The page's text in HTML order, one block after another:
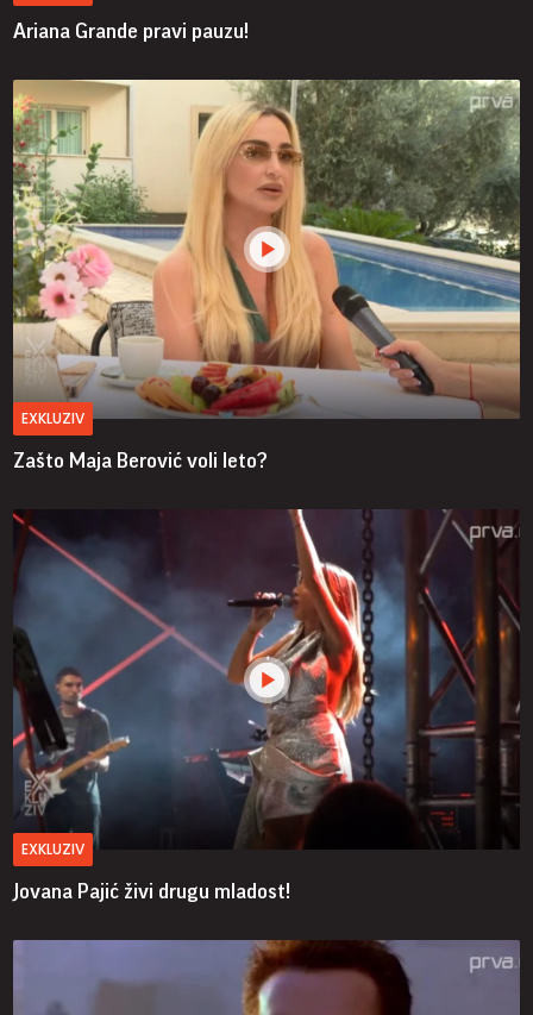
Ariana Grande pravi pauzu!
EXKLUZIV
Zašto Maja Berović voli leto?
EXKLUZIV
Jovana Pajić živi drugu mladost!